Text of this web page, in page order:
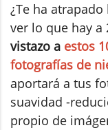
¿Te ha
ver lo que hay a
vistazo a estos
fotografías de
aportará a tus
suavidad -
propio de